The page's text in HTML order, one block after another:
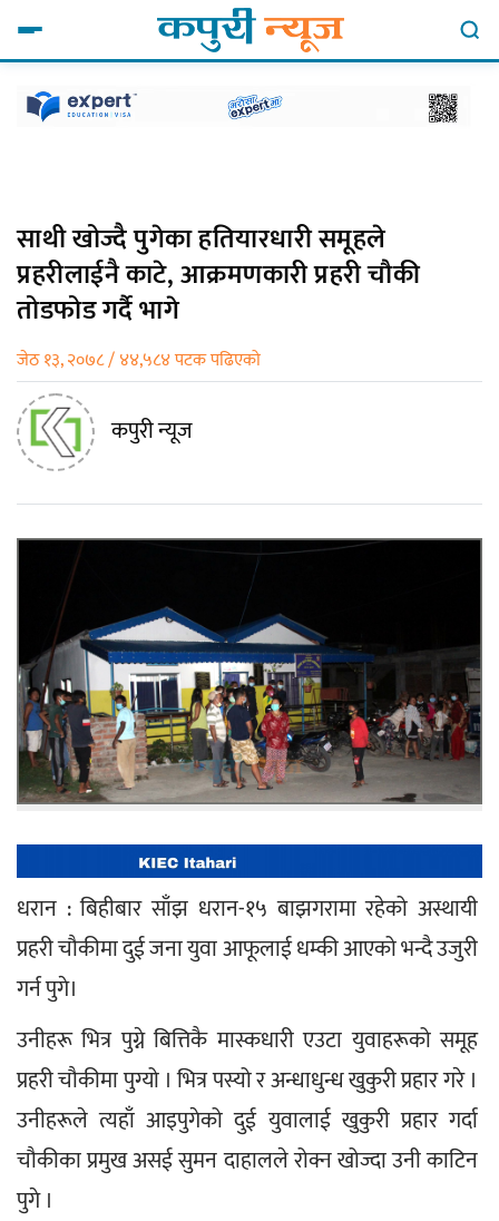
साथी खोज्दै पुगेका हतियारधारी समूहले
प्रहरीलाईनै काटे, आक्रमणकारी प्रहरी चौकी
तोडफोड गर्दै भागे
जेठ १३, २०७८ / ४४,५८४ पटक पढिएको
कपुरी न्यूज
धरान : बिहीबार साँझ धरान-१५ बाझगरामा रहेको अस्थायी
प्रहरी चौकीमा दुई जना युवा आफूलाई धम्की आएको भन्दै उजुरी
गर्न पुगे।
उनीहरू भित्र पुग्ने बित्तिकै मास्कधारी एउटा युवाहरूको समूह
प्रहरी चौकीमा पुग्यो । भित्र पस्यो र अन्धाधुन्ध खुकुरी प्रहार गरे ।
उनीहरूले त्यहाँ आइपुगेको दुई युवालाई खुकुरी प्रहार गर्दा
चौकीका प्रमुख असई सुमन दाहालले रोक्न खोज्दा उनी काटिन
पुगे ।